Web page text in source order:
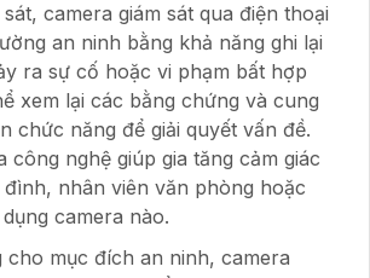
camera giám sát qua điện thoại
an ninh bằng khả năng ghi lại
ra sự cố hoặc vi phạm bất hợp
xem lại các bằng chứng và cung
chức năng để giải quyết vấn đề.
công nghệ giúp gia tăng cảm giác
nhân viên văn phòng hoặc
camera nào.
cho mục đích an ninh, camera